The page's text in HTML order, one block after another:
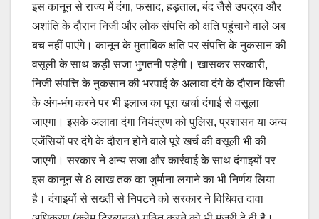
इस कानून से राज्य में दंगा, फसाद, हड़ताल, बंद जैसे उपद्रव और
अशांति के दौरान निजी और लोक संपत्ति को क्षति पहुंचाने वाले अब
बच नहीं पाएंगे। कानून के मुताबिक क्षति पर संपत्ति के नुकसान की
वसूली के साथ कड़ी सजा भुगतनी पड़ेगी। खासकर सरकारी,
निजी संपत्ति के नुकसान की भरपाई के अलावा दंगे के दौरान किसी
के अंग-भंग करने पर भी इलाज का पूरा खर्चा दंगाई से वसूला
जाएगा। इसके अलावा दंगा नियंत्रण को पुलिस, प्रशासन या अन्य
एजेंसियों पर दंगे के दौरान होने वाले पूरे खर्च की वसूली भी की
जाएगी। सरकार ने अन्य सजा और कार्रवाई के साथ दंगाइयों पर
इस कानून से 8 लाख तक का जुर्माना लगाने का भी निर्णय लिया
है। दंगाइयों से सख्ती से निपटने को सरकार ने विधिवत दावा